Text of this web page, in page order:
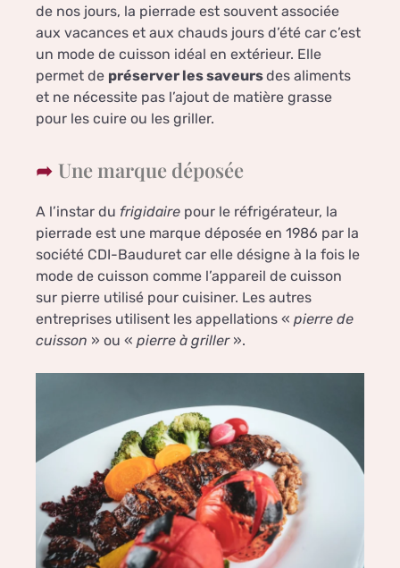
de nos jours, la pierrade est souvent associée
aux vacances et aux chauds jours d’été car c’est
un mode de cuisson idéal en extérieur. Elle
permet de préserver les saveursdes aliments
et ne nécessite pas l’ajout de matière grasse
pour les cuire ou les griller.
Une marque déposée
A l’instar du frigidaire pour le réfrigérateur, la
pierrade est une marque déposée en 1986 par la
société CDI-Bauduret car elle désigne à la fois le
mode de cuisson comme l’appareil de cuisson
sur pierre utilisé pour cuisiner. Les autres
entreprises utilisent les appellations « pierre de
cuisson » ou « pierre à griller».